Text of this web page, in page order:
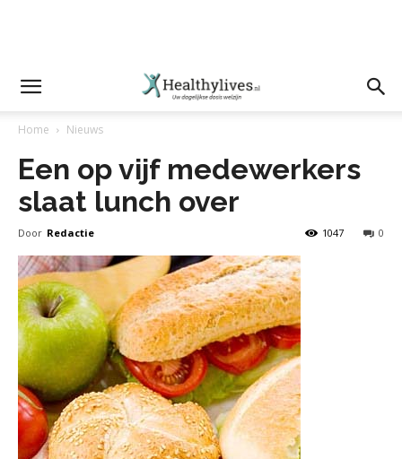
Home Nieuws
Een op vijf medewerkers
slaat lunch over
Door Redactie 0
1047